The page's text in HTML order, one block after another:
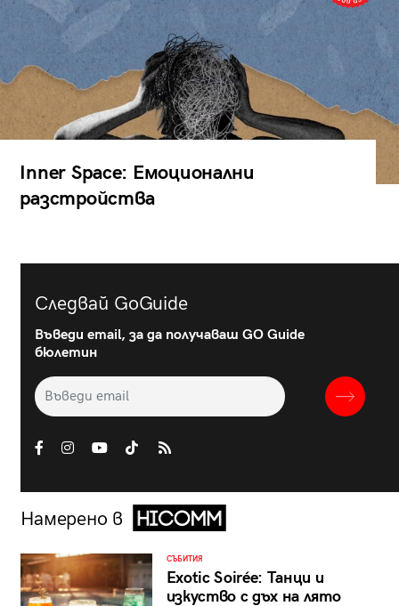
Inner Space: Емоционални
разстройства
Следвай GoGuide
Въведи email, за да получаваш GO Guide
бюлетин
Намерено в
СЪБИТИЯ
Exotic Soirée: Танци и
изкуство с дъх на лято